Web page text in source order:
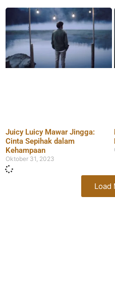
Juicy Luicy Mawar Jingga:
Cinta Sepihak dalam
Kehampaan
Oktober 31, 2023
Load